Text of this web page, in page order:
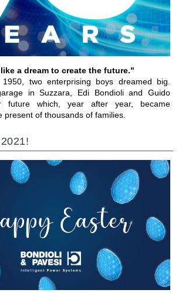
a dream to create the future."
two enterprising boys dreamed big.
in Suzzara, Edi Bondioli and Guido
future which, year after year, became
present of thousands of families.
IR PARA A SECÇÃO
IR PARA A SECÇÃO